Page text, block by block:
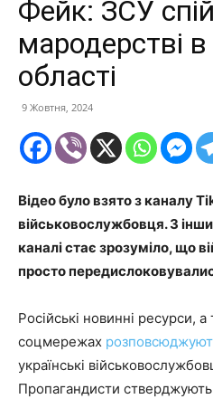
Фейк: ЗСУ
мародерстві в
області
9 Жовтня, 2024
Відео було взято з каналу
військовослужбовця. З
каналі стає зрозуміло, що
просто
Російські новинні ресурси,
соцмережах
українські
Пропагандисти